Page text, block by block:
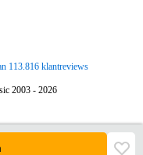
113.816 klantreviews
2003 - 2026